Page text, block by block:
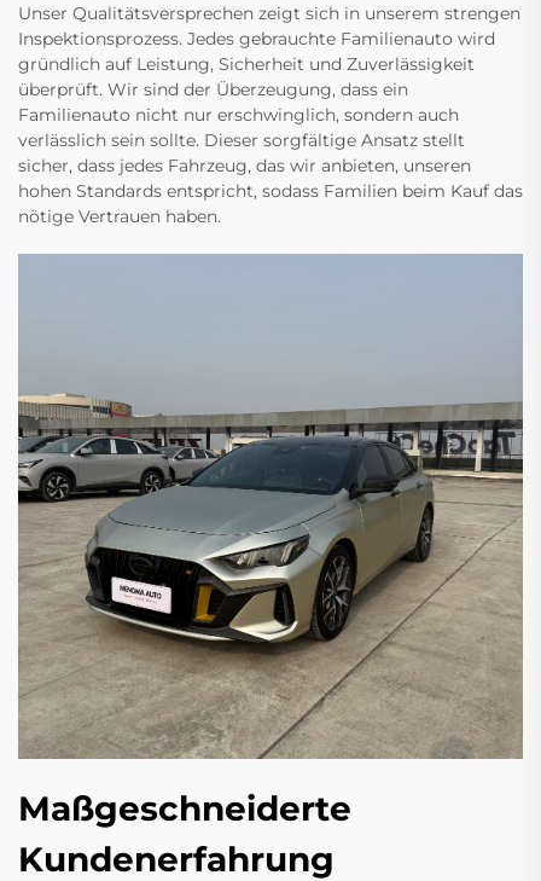
Unser Qualitätsversprechen zeigt sich in unserem strengen
Inspektionsprozess. Jedes gebrauchte Familienauto wird
gründlich auf Leistung, Sicherheit und Zuverlässigkeit
überprüft. Wir sind der Überzeugung, dass ein
Familienauto nicht nur erschwinglich, sondern auch
verlässlich sein sollte. Dieser sorgfältige Ansatz stellt
sicher, dass jedes Fahrzeug, das wir anbieten, unseren
hohen Standards entspricht, sodass Familien beim Kauf das
nötige Vertrauen haben.
Maßgeschneiderte
Kundenerfahrung